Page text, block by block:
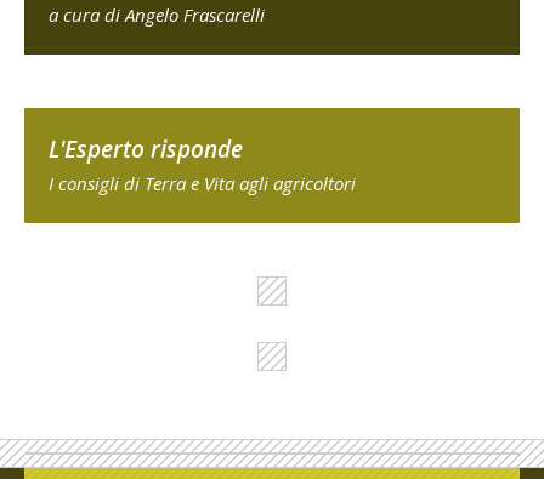
a cura di Angelo Frascarelli
L'Esperto risponde
I consigli di Terra e Vita agli agricoltori